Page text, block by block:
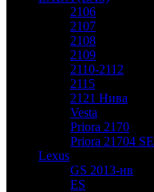
2106
2107
2108
2109
2110-2112
2115
2121 Нива
Vesta
Priora 2170
Priora 21704 SE
Lexus
GS 2013-нв
ES